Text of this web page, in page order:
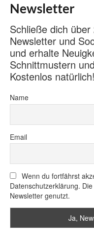
Newsletter
Schließe dich
Newsletter und
und erhalte
Schnittmustern
Kostenlos natürlich!
Name
Email
Wenn du fortfährst
Datenschutzerklärung.
Newsletter genutzt.